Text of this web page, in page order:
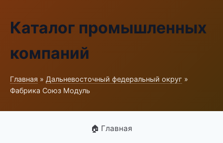
Каталог промышленных
компаний
Главная » Дальневосточный федеральный округ »
Фабрика Союз Модуль
🏠 Главная